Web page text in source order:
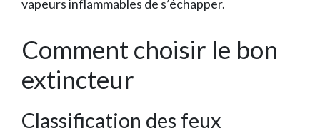
vapeurs inflammables de s’échapper.
Comment choisir le bon
extincteur
Classification des feux